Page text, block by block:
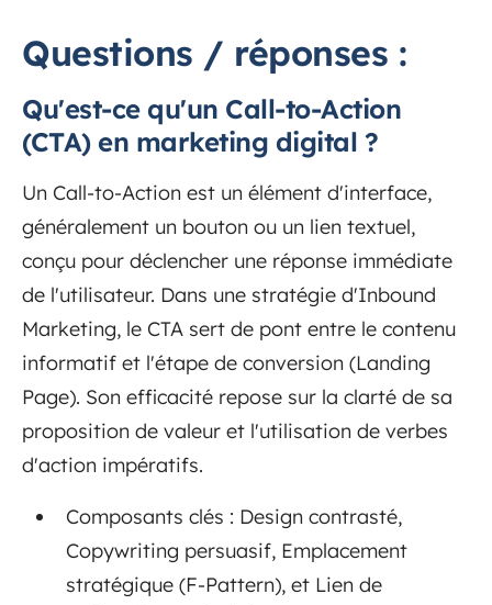
Questions / réponses :
Qu'est-ce qu'un Call-to-Action
(CTA) en marketing digital ?
Un Call-to-Action est un élément d'interface,
généralement un bouton ou un lien textuel,
conçu pour déclencher une réponse immédiate
de l'utilisateur. Dans une stratégie d'Inbound
Marketing, le CTA sert de pont entre le contenu
informatif et l'étape de conversion (Landing
Page). Son efficacité repose sur la clarté de sa
proposition de valeur et l'utilisation de verbes
d'action impératifs.
Composants clés : Design contrasté,
Copywriting persuasif, Emplacement
stratégique (F-Pattern), et Lien de